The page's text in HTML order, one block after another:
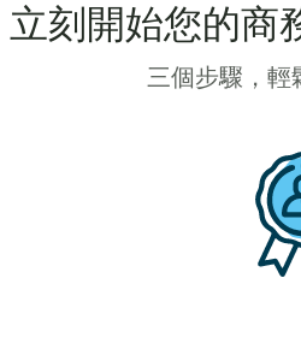
立刻開始您的商
三個步驟，輕